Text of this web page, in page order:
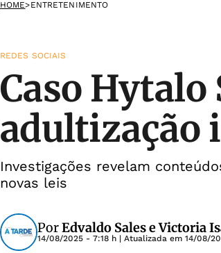
HOME>ENTRETENIMENTO
REDES SOCIAIS
Caso Hytalo
adultização
Investigações revelam
novas leis
PorEdvaldo Sales e Victoria
14/08/2025 - 7:18 h | Atualizada em 14/08/